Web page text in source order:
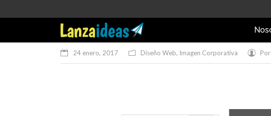
24 enero, 2017 Diseño Web, Imagen Corporativa Por